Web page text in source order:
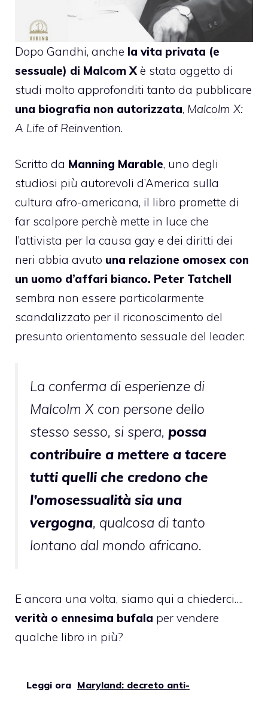
Dopo Gandhi, anche la vita privata (e
sessuale) di Malcom X è stata oggetto di
studi molto approfonditi tanto da pubblicare
una biografia non autorizzata, Malcolm X:
A Life of Reinvention.
Scritto da Manning Marable, uno degli
studiosi più autorevoli d’America sulla
cultura afro-americana, il libro promette di
far scalpore perchè mette in luce che
l’attivista per la causa gay e dei diritti dei
neri abbia avuto una relazione omosex con
un uomo d’affari bianco. Peter Tatchell
sembra non essere particolarmente
scandalizzato per il riconoscimento del
presunto orientamento sessuale del leader:
La conferma di esperienze di
Malcolm X con persone dello
stesso sesso, si spera, possa
contribuire a mettere a tacere
tutti quelli che credono che
l’omosessualità sia una
vergogna, qualcosa di tanto
lontano dal mondo africano.
E ancora una volta, siamo qui a chiederci….
verità o ennesima bufala per vendere
qualche libro in più?
Leggi ora Maryland: decreto anti-